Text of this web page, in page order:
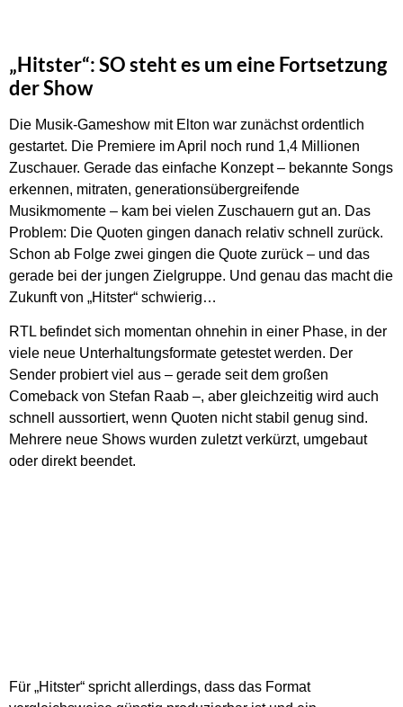
„Hitster“: SO steht es um eine Fortsetzung
der Show
Die Musik-Gameshow mit Elton war zunächst ordentlich
gestartet. Die Premiere im April noch rund 1,4 Millionen
Zuschauer. Gerade das einfache Konzept – bekannte Songs
erkennen, mitraten, generationsübergreifende
Musikmomente – kam bei vielen Zuschauern gut an. Das
Problem: Die Quoten gingen danach relativ schnell zurück.
Schon ab Folge zwei gingen die Quote zurück – und das
gerade bei der jungen Zielgruppe. Und genau das macht die
Zukunft von „Hitster“ schwierig…
RTL befindet sich momentan ohnehin in einer Phase, in der
viele neue Unterhaltungsformate getestet werden. Der
Sender probiert viel aus – gerade seit dem großen
Comeback von Stefan Raab –, aber gleichzeitig wird auch
schnell aussortiert, wenn Quoten nicht stabil genug sind.
Mehrere neue Shows wurden zuletzt verkürzt, umgebaut
oder direkt beendet.
Für „Hitster“ spricht allerdings, dass das Format